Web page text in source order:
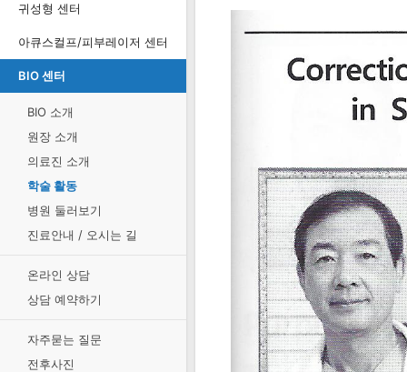
귀성형 센터
아큐스컬프/피부레이저 센터
BIO 센터
BIO 소개
원장 소개
의료진 소개
학술 활동
병원 둘러보기
진료안내 / 오시는 길
온라인 상담
상담 예약하기
자주묻는 질문
전후사진